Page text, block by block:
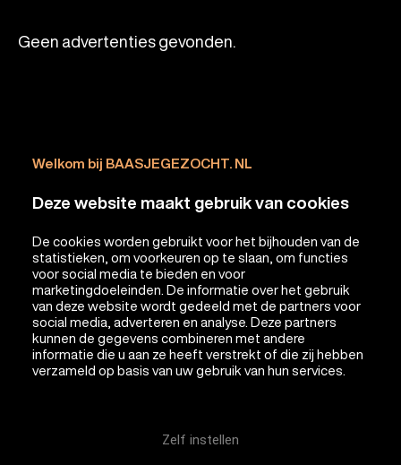
Welkom bij BAASJEGEZOCHT. NL
Deze website maakt gebruik van cookies
De cookies worden gebruikt voor het bijhouden van de
statistieken, om voorkeuren op te slaan, om functies
voor social media te bieden en voor
marketingdoeleinden. De informatie over het gebruik
van deze website wordt gedeeld met de partners voor
social media, adverteren en analyse. Deze partners
kunnen de gegevens combineren met andere
informatie die u aan ze heeft verstrekt of die zij hebben
verzameld op basis van uw gebruik van hun services.
Zelf instellen
Geen advertenties gevonden.